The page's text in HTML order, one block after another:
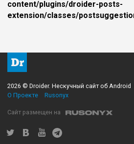
content/plugins/droider-posts-
extension/classes/
2026 © Droider. Нескучный сайт об Android
О Проекте
Rusonyx
Сайт размещен на